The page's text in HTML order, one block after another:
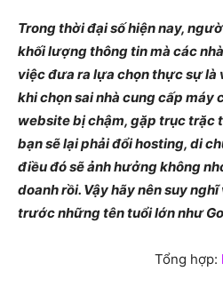
Trong thời đại số hiện nay,
khối lượng thông tin mà các
việc đưa ra lựa chọn thực sự là
khi chọn sai nhà cung cấp máy
website bị chậm, gặp trục trặc
bạn sẽ lại phải đổi hosting, di
điều đó sẽ ảnh hưởng không
doanh rồi. Vậy hãy nên suy
trước những tên tuổi lớn như
Tổng hợp: